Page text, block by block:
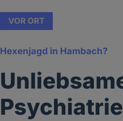
VOR ORT
Hexenjagd in Hambach?